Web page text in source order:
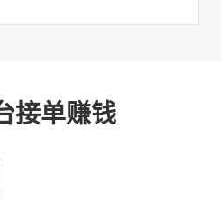
接单赚钱